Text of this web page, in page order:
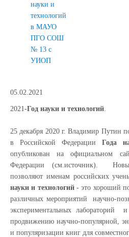
науки и
технологий
в МАУО
ПГО СОШ
№ 13 с
УИОП
05.02.2021
2021-Год науки и технологий.
25 декабря 2020 г. Владимир Путин
в Российской Федерации Года
опубликован на официальном
Федерации (см.источник).
позволяют именам российских
науки и технологий- это хороший
различных мероприятий научно-
экспериментальных лабораторий
продвижению научно-популярной,
и популяризации книг для